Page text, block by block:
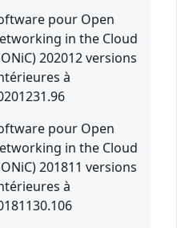
pour Open
in the Cloud
202012 versions
à
pour Open
in the Cloud
201811 versions
à